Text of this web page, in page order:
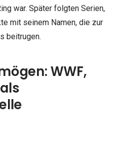
war. Später folgten Serien,
mit seinem Namen, die zur
beitrugen.
WWF,